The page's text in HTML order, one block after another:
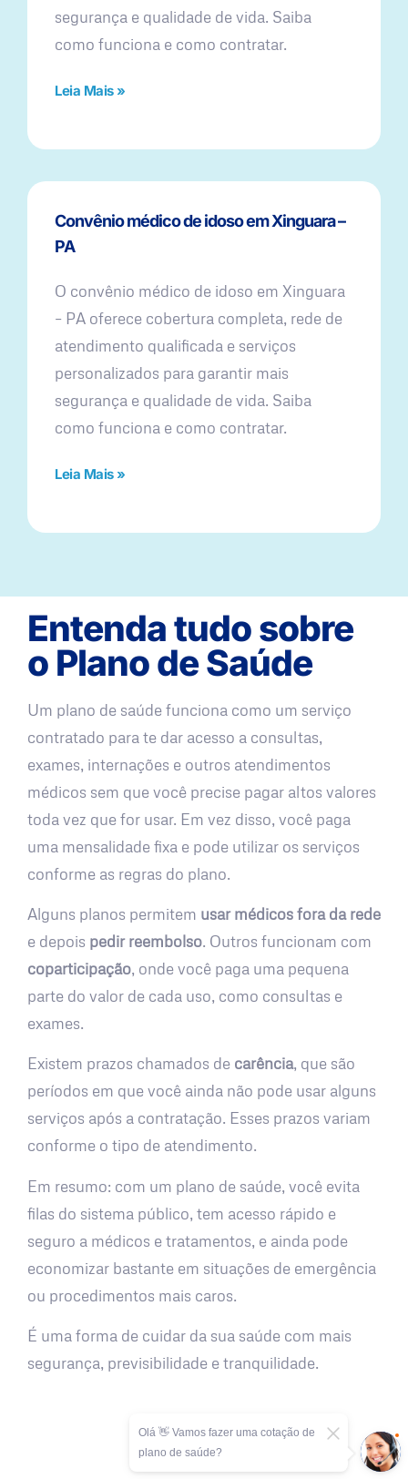
segurança e qualidade de vida. Saiba
como funciona e como contratar.
Leia Mais »
Convênio médico de idoso em Xinguara –
PA
O convênio médico de idoso em Xinguara
– PA oferece cobertura completa, rede de
atendimento qualificada e serviços
personalizados para garantir mais
segurança e qualidade de vida. Saiba
como funciona e como contratar.
Leia Mais »
Entenda tudo sobre
o Plano de Saúde
Um plano de saúde funciona como um serviço
contratado para te dar acesso a consultas,
exames, internações e outros atendimentos
médicos sem que você precise pagar altos valores
toda vez que for usar. Em vez disso, você paga
uma mensalidade fixa e pode utilizar os serviços
conforme as regras do plano.
Alguns planos permitem usar médicos fora da rede
e depois pedir reembolso. Outros funcionam com
coparticipação, onde você paga uma pequena
parte do valor de cada uso, como consultas e
exames.
Existem prazos chamados de carência, que são
períodos em que você ainda não pode usar alguns
serviços após a contratação. Esses prazos variam
conforme o tipo de atendimento.
Em resumo: com um plano de saúde, você evita
filas do sistema público, tem acesso rápido e
seguro a médicos e tratamentos, e ainda pode
economizar bastante em situações de emergência
ou procedimentos mais caros.
É uma forma de cuidar da sua saúde com mais
segurança, previsibilidade e tranquilidade.
Olá 👋 Vamos fazer uma cotação de
plano de saúde?